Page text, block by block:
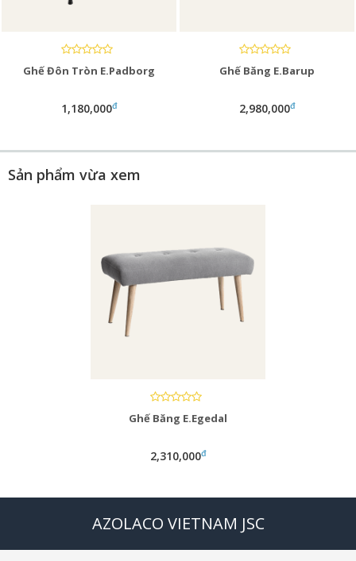
Ghế Đôn Tròn E.Padborg
1,180,000đ
Ghế Băng E.Barup
2,980,000đ
Sản phẩm vừa xem
Ghế Băng E.Egedal
2,310,000đ
AZOLACO VIETNAM JSC